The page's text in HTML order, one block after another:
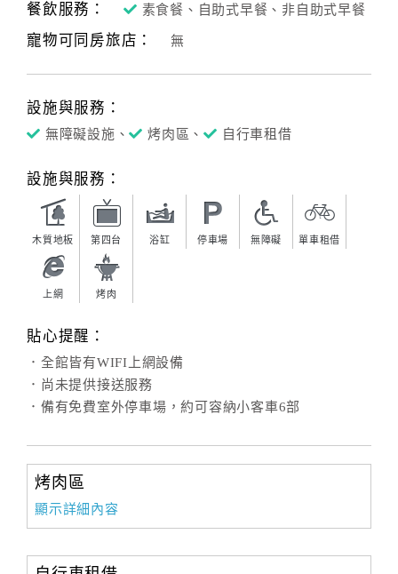
餐飲服務：
素食餐、自助式早餐、非自助式早餐
寵物可同房旅店： 無
設施與服務：
無障礙設施、 烤肉區、 自行車租借
設施與服務：
木質地板 第四台 浴缸 停車場 無障礙 單車租借
上網 烤肉
貼心提醒：
．全館皆有WIFI上網設備
．尚未提供接送服務
．備有免費室外停車場，約可容納小客車6部
烤肉區
顯示詳細內容